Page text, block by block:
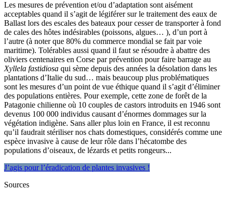
Les mesures de prévention et/ou d’adaptation sont aisément
acceptables quand il s’agit de légiférer sur le traitement des eaux de
Ballast lors des escales des bateaux pour cesser de transporter à fond
de cales des hôtes indésirables (poissons, algues… ), d’un port à
l’autre (à noter que 80% du commerce mondial se fait par voie
maritime). Tolérables aussi quand il faut se résoudre à abattre des
oliviers centenaires en Corse par prévention pour faire barrage au
Xyllela fastidiosa qui sème depuis des années la désolation dans les
plantations d’Italie du sud… mais beaucoup plus problématiques
sont les mesures d’un point de vue éthique quand il s’agit d’éliminer
des populations entières. Pour exemple, cette zone de forêt de la
Patagonie chilienne où 10 couples de castors introduits en 1946 sont
devenus 100 000 individus causant d’énormes dommages sur la
végétation indigène. Sans aller plus loin en France, il est reconnu
qu’il faudrait stériliser nos chats domestiques, considérés comme une
espèce invasive à cause de leur rôle dans l’hécatombe des
populations d’oiseaux, de lézards et petits rongeurs...
J’agis pour l’éradication de plantes invasives !
Sources